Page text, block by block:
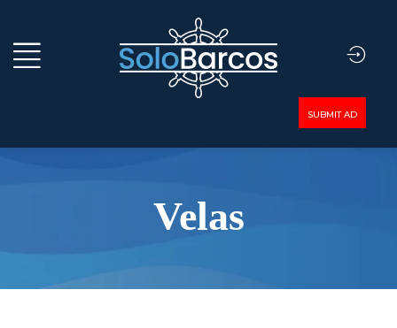
SUBMIT AD
Velas